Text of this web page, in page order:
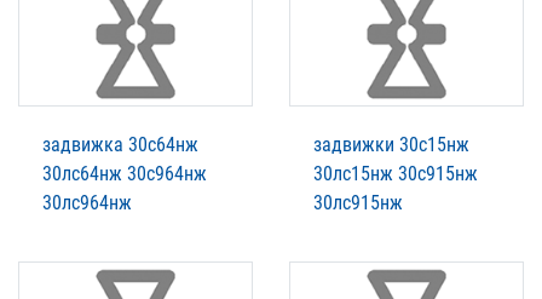
задвижка 30с64нж
30лс64нж 30с964нж
30лс964нж
задвижки 30с15нж
30лс15нж 30с915нж
30лс915нж